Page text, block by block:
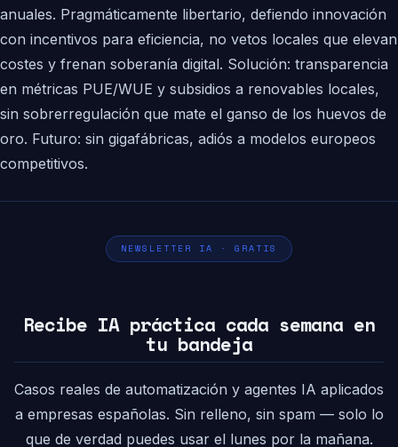
anuales. Pragmáticamente libertario, defiendo innovación
con incentivos para eficiencia, no vetos locales que elevan
costes y frenan soberanía digital. Solución: transparencia
en métricas PUE/WUE y subsidios a renovables locales,
sin sobrerregulación que mate el ganso de los huevos de
oro. Futuro: sin gigafábricas, adiós a modelos europeos
competitivos.
NEWSLETTER IA · GRATIS
Recibe IA práctica cada semana en
tu bandeja
Casos reales de automatización y agentes IA aplicados
a empresas españolas. Sin relleno, sin spam — solo lo
que de verdad puedes usar el lunes por la mañana.